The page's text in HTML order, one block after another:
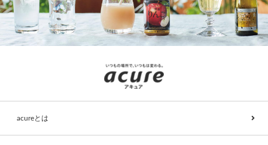
acureとは